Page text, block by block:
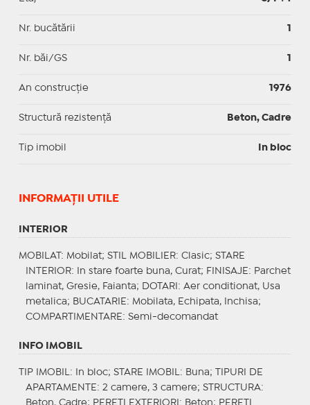
Nr. bucătării 1
Nr. băi/GS 1
An construcție 1976
Structură rezistență Beton, Cadre
Tip imobil In bloc
INFORMAŢII UTILE
INTERIOR
MOBILAT : Mobilat; STIL MOBILIER: Clasic; STARE
INTERIOR: In stare foarte buna, Curat; FINISAJE : Parchet
laminat, Gresie, Faianta;
DOTARI : Aer conditionat, Usa
metalica; BUCATARIE : Mobilata, Echipata, Inchisa;
COMPARTIMENTARE : Semi-decomandat
INFO IMOBIL
TIP IMOBIL : In bloc; STARE IMOBIL : Buna;
TIPURI DE
APARTAMENTE : 2 camere, 3 camere; STRUCTURA:
Beton, Cadre; PERETI EXTERIORI : Beton; PERETI